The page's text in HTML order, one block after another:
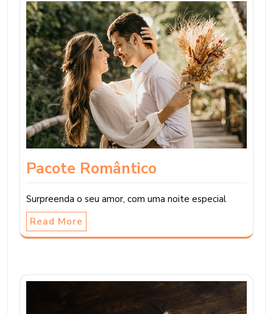
Pacote Romântico
Surpreenda o seu amor, com uma noite especial
Read More